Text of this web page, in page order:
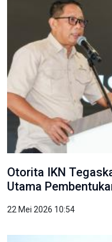
Otorita IKN
Utama
22 Mei 2026 10:54